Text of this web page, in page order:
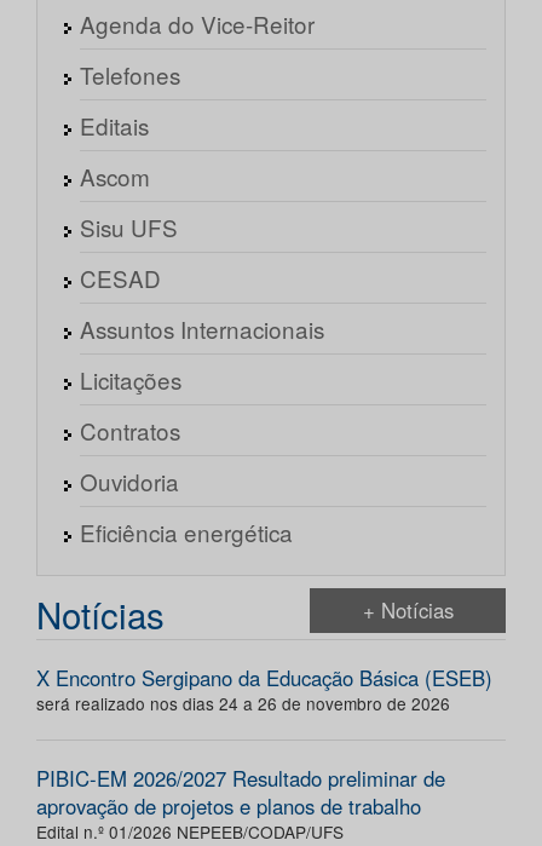
Agenda do Vice-Reitor
Telefones
Editais
Ascom
Sisu UFS
CESAD
Assuntos Internacionais
Licitações
Contratos
Ouvidoria
Eficiência energética
Notícias + Notícias
X Encontro Sergipano da Educação Básica (ESEB)
será realizado nos dias 24 a 26 de novembro de 2026
PIBIC-EM 2026/2027 Resultado preliminar de
aprovação de projetos e planos de trabalho
Edital n.º 01/2026 NEPEEB/CODAP/UFS